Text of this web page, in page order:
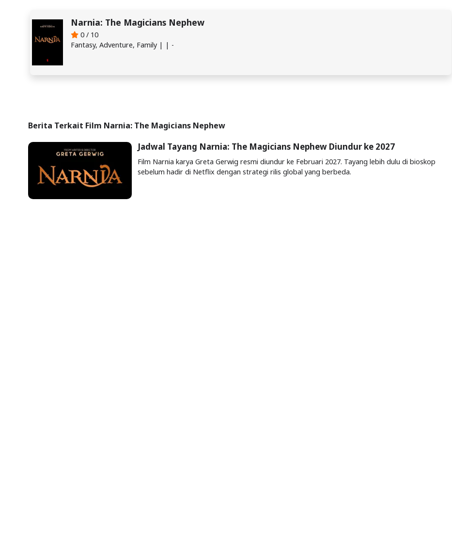
Narnia: The Magicians Nephew
0 / 10
Fantasy, Adventure, Family | | -
Berita Terkait Film Narnia: The Magicians Nephew
Jadwal Tayang Narnia: The Magicians Nephew Diundur ke 2027
Film Narnia karya Greta Gerwig resmi diundur ke Februari 2027. Tayang lebih dulu di bioskop
sebelum hadir di Netflix dengan strategi rilis global yang berbeda.